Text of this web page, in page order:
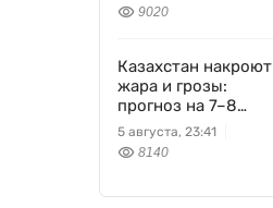
9020
Казахстан накроют
жара и грозы:
прогноз на 7–8
августа
5 августа, 23:41
8140